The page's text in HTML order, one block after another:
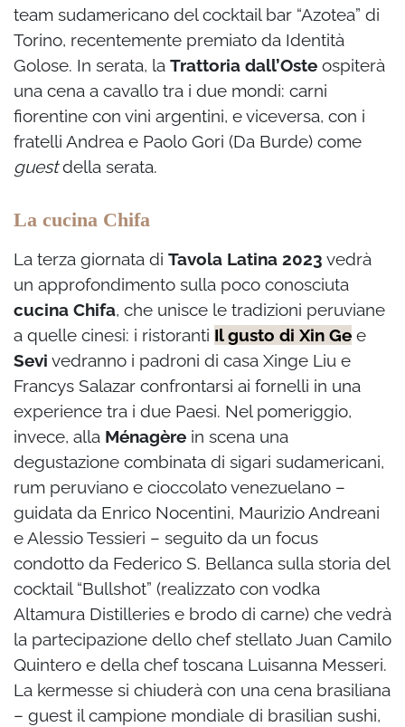
team sudamericano del cocktail bar “Azotea” di
Torino, recentemente premiato da Identità
Golose. In serata, la Trattoria dall’Oste ospiterà
una cena a cavallo tra i due mondi: carni
fiorentine con vini argentini, e viceversa, con i
fratelli Andrea e Paolo Gori (Da Burde) come
guestdella serata.
La cucina Chifa
La terza giornata di Tavola Latina 2023 vedrà
un approfondimento sulla poco conosciuta
cucina Chifa, che unisce le tradizioni peruviane
a quelle cinesi: i ristoranti Il gusto di Xin Ge e
Sevi vedranno i padroni di casa Xinge Liu e
Francys Salazar confrontarsi ai fornelli in una
experience tra i due Paesi. Nel pomeriggio,
invece, alla Ménagère in scena una
degustazione combinata di sigari sudamericani,
rum peruviano e cioccolato venezuelano –
guidata da Enrico Nocentini, Maurizio Andreani
e Alessio Tessieri – seguito da un focus
condotto da Federico S. Bellanca sulla storia del
cocktail “Bullshot” (realizzato con vodka
Altamura Distilleries e brodo di carne) che vedrà
la partecipazione dello chef stellato Juan Camilo
Quintero e della chef toscana Luisanna Messeri.
La kermesse si chiuderà con una cena brasiliana
– guest il campione mondiale di brasilian sushi,